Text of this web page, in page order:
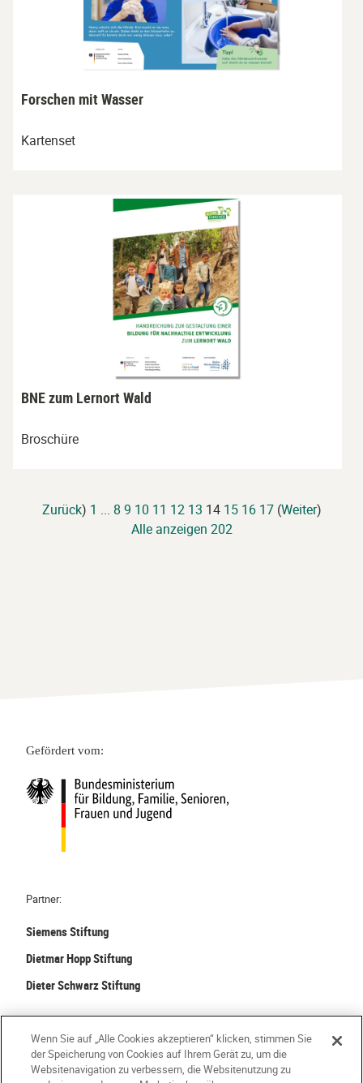
Forschen mit Wasser
Kartenset
BNE zum Lernort Wald
Broschüre
Zurück) 1 ... 8 9 10 11 12 13 14 15 16 17(Weiter)
Alle anzeigen 202
Gefördert vom:
Partner:
Siemens Stiftung
Dietmar Hopp Stiftung
Dieter Schwarz Stiftung
Kontakt Häufige Fragen Impressum
Wenn Sie auf „Alle Cookies akzeptieren“ klicken, stimmen Sie
der Speicherung von Cookies auf Ihrem Gerät zu, um die
Websitenavigation zu verbessern, die Websitenutzung zu